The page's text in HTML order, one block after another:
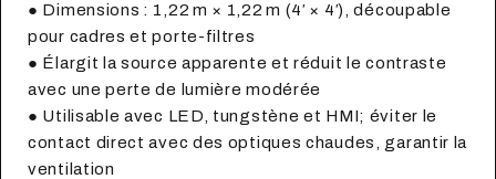
● Dimensions : 1,22 m × 1,22 m (4′ × 4′), découpable
pour cadres et porte-filtres
● Élargit la source apparente et réduit le contraste
avec une perte de lumière modérée
● Utilisable avec LED, tungstène et HMI; éviter le
contact direct avec des optiques chaudes, garantir la
ventilation